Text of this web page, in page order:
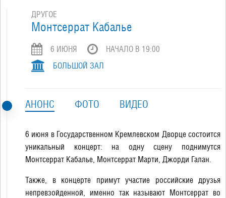
ДРУГОЕ
Монтсеррат Кабалье
6 ИЮНЯ
НАЧАЛО В 19:00
БОЛЬШОЙ ЗАЛ
АНОНС ФОТО ВИДЕО
6 июня в Государственном Кремлевском Дворце состоится
уникальный концерт: на одну сцену поднимутся
Монтсеррат Кабалье, Монтсеррат Марти, Джорди Галан.
Также, в концерте примут участие российские друзья
непревзойденной, именно так называют Монтсеррат во